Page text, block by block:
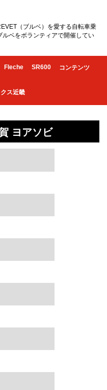
（ブルベ）を愛する自転車乗
ベをボランティアで開催してい
Fleche SR600 コンテンツ
ス近畿
ヨアソビ